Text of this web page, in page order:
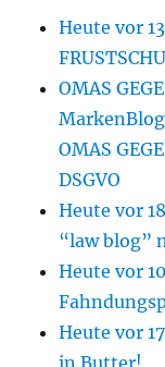
Heute vor
OMAS
OMAS
DSGVO
Heute vor
“law blog”
Heute vor
Heute vor